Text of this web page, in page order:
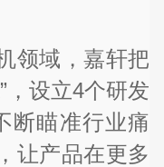
领域，嘉轩把
，设立4个研发
断瞄准行业痛
让产品在更多